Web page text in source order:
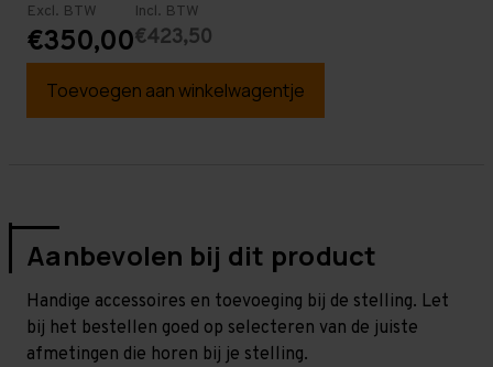
Excl. BTW
€350,00
Incl. BTW
€423,50
Toevoegen aan winkelwagentje
Aanbevolen bij dit product
Handige accessoires en toevoeging bij de stelling. Let
bij het bestellen goed op selecteren van de juiste
afmetingen die horen bij je stelling.